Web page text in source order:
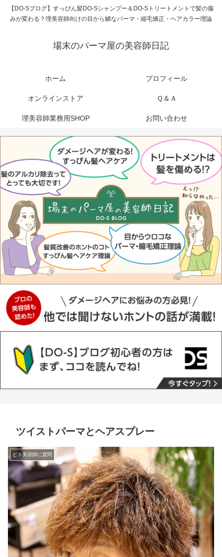
【DO-Sブログ】すっぴん髪DO-Sシャンプー＆DO-Sトリートメントで髪の傷
みが変わる？理美容師向けの目から鱗なパーマ・縮毛矯正・ヘアカラー理論
場末のパーマ屋の美容師日記
ホーム プロフィール
オンラインストア Ｑ＆Ａ
理美容師業務用SHOP お問い合わせ
ツイストパーマとヘアスプレー
どＳ美容師に質問